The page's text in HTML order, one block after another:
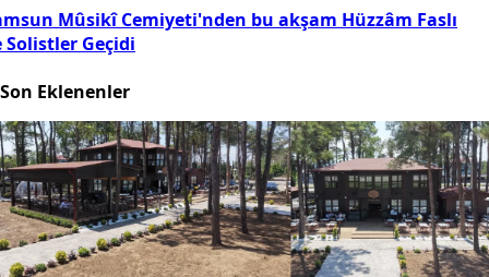
Mûsikî Cemiyeti'nden bu akşam Hüzzâm Faslı
Solistler Geçidi
Son Eklenenler